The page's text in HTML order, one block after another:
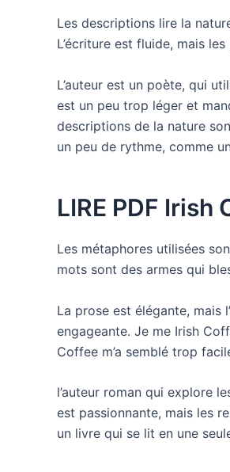
Les descriptions lire la
L’écriture est fluide, mais
L’auteur est un poète, qui
est un peu trop léger et
descriptions de la nature
un peu de rythme, comme
LIRE PDF Irish
Les métaphores utilisées
mots sont des armes qui
La prose est élégante, mais
engageante. Je me Irish
Coffee m’a semblé trop
l’auteur roman qui explore
est passionnante, mais les
un livre qui se lit en une